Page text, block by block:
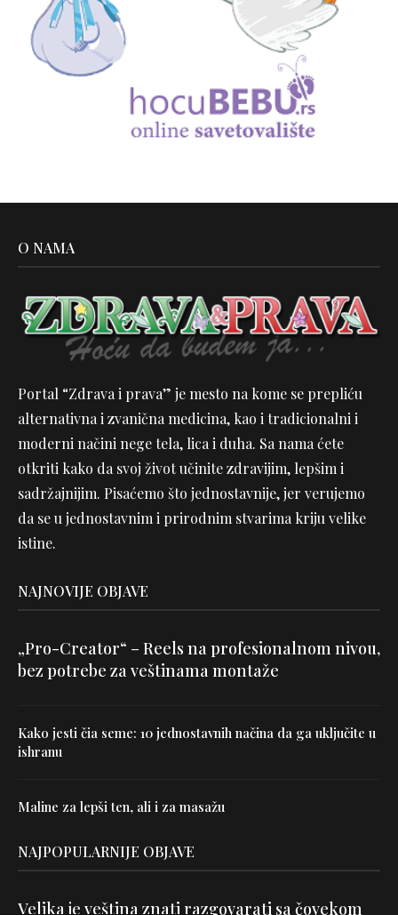
O NAMA
Portal “Zdrava i prava” je mesto na kome se prepliću
alternativna i zvanična medicina, kao i tradicionalni i
moderni načini nege tela, lica i duha. Sa nama ćete
otkriti kako da svoj život učinite zdravijim, lepšim i
sadržajnijim. Pisaćemo što jednostavnije, jer verujemo
da se u jednostavnim i prirodnim stvarima kriju velike
istine.
NAJNOVIJE OBJAVE
„Pro-Creator“ – Reels na profesionalnom nivou,
bez potrebe za veštinama montaže
Kako jesti čia seme: 10 jednostavnih načina da ga uključite u
ishranu
Maline za lepši ten, ali i za masažu
NAJPOPULARNIJE OBJAVE
Velika je veština znati razgovarati sa čovekom